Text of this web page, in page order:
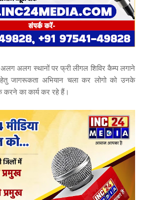
अलग अलग स्थानों पर फ्री लीगल शिविर कैम्प लगाने
हेतु जागरूकता अभियान चला कर लोगो को उनके
करने का कार्य कर रहे हैं।